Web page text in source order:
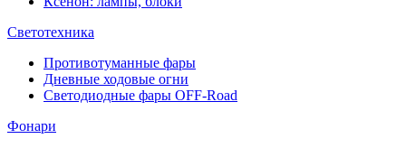
Светотехника
Противотуманные фары
Дневные ходовые огни
Светодиодные фары OFF-Road
Фонари